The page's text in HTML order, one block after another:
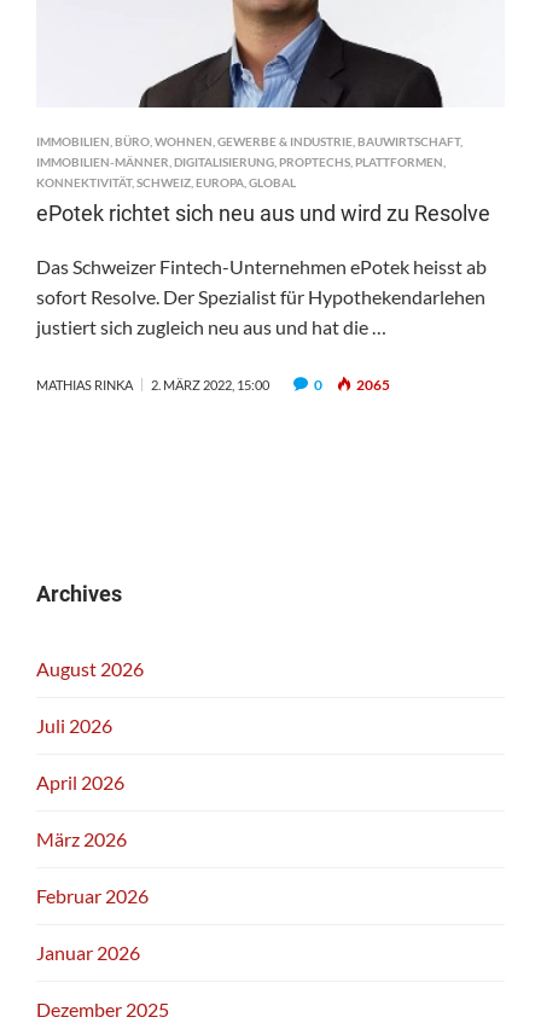
IMMOBILIEN,BÜRO,WOHNEN,GEWERBE & INDUSTRIE,BAUWIRTSCHAFT,
IMMOBILIEN-MÄNNER,DIGITALISIERUNG, PROPTECHS, PLATTFORMEN,
KONNEKTIVITÄT,SCHWEIZ,EUROPA,GLOBAL
ePotek richtet sich neu aus und wird zu Resolve
Das Schweizer Fintech-Unternehmen ePotek heisst ab
sofort Resolve. Der Spezialist für Hypothekendarlehen
justiert sich zugleich neu aus und hat die …
MATHIAS RINKA 2. MÄRZ 2022, 15:00 0 2065
Archives
August 2026
Juli 2026
April 2026
März 2026
Februar 2026
Januar 2026
Dezember 2025